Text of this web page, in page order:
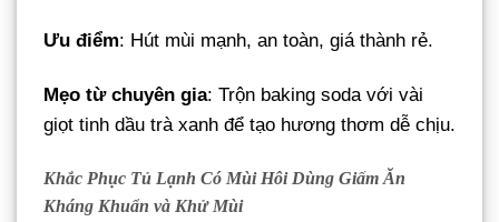
Ưu điểm: Hút mùi mạnh, an toàn, giá thành rẻ.
Mẹo từ chuyên gia: Trộn baking soda với vài
giọt tinh dầu trà xanh để tạo hương thơm dễ chịu.
Khắc Phục Tủ Lạnh Có MùiHôi Dùng Giấm Ăn
Kháng Khuẩn và Khử Mùi